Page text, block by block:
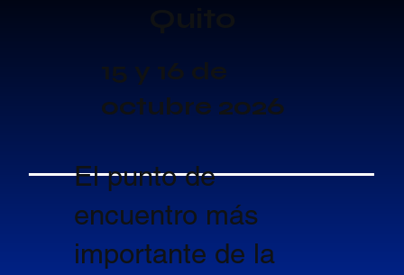
15 y 16 de
octubre 2026
​El punto de
encuentro más
importante de la